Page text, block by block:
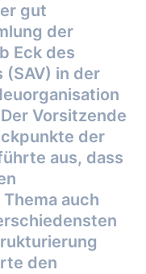
gut
der
Eck des
in der
Vorsitzende
der
aus, dass
auch
den